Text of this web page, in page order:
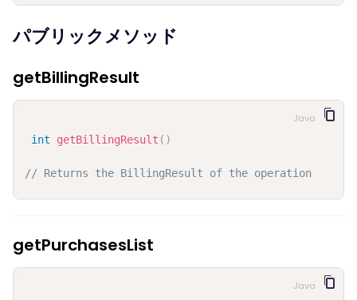
パブリックメソッド
getBillingResult
int getBillingResult ( )
// Returns the BillingResult of the operation
Java
getPurchasesList
Java